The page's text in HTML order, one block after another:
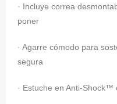
· Incluye correa
poner
· Agarre cómodo para
segura
· Estuche en Anti-Shock™